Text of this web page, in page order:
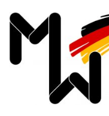
content
products for